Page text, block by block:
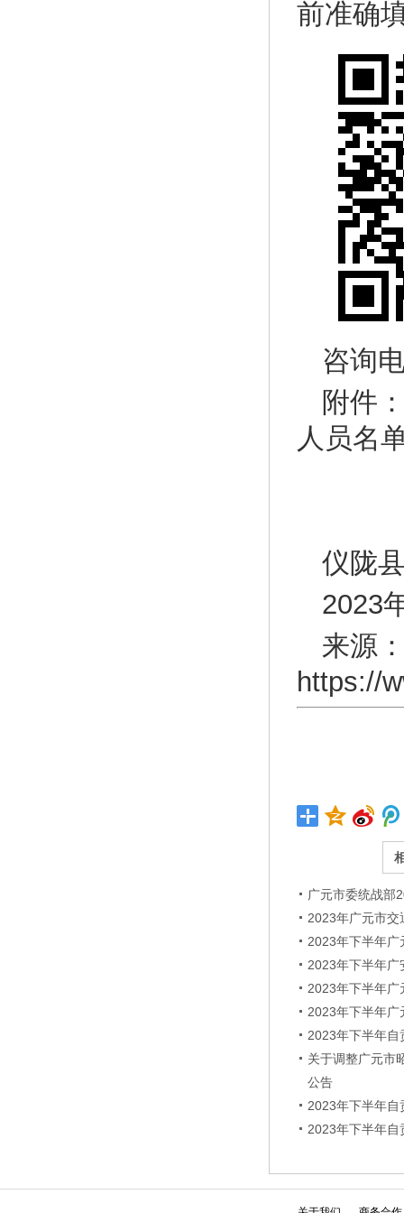
前准确
咨询
附件
人员名
仪陇
2023
来源
https://
广元市委统战部
2023年广元市交
2023年下半年广
2023年下半年广
2023年下半年广
2023年下半年广
2023年下半年自
关于调整广元市
公告
2023年下半年自
2023年下半年自